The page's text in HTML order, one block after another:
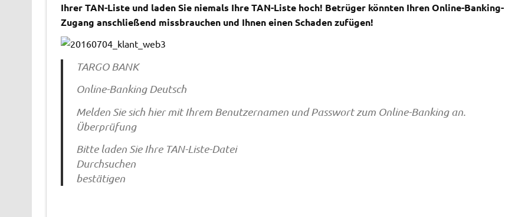
Ihrer TAN-Liste und laden Sie niemals Ihre TAN-Liste hoch! Betrüger könnten Ihren Online-Banking-
Zugang anschließend missbrauchen und Ihnen einen Schaden zufügen!
TARGO BANK
Online-Banking Deutsch
Melden Sie sich hier mit Ihrem Benutzernamen und Passwort zum Online-Banking an.
Überprüfung
Bitte laden Sie Ihre TAN-Liste-Datei
Durchsuchen
bestätigen